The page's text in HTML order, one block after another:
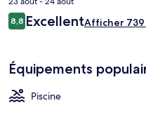
concerne le personnel
à une courte distance à pied :
est à 12 min et Arrêt de tram
est
de
Avis
voyageurs
8,88,8 sur 10
ExcellentAfficher 739
Équipements
Piscine